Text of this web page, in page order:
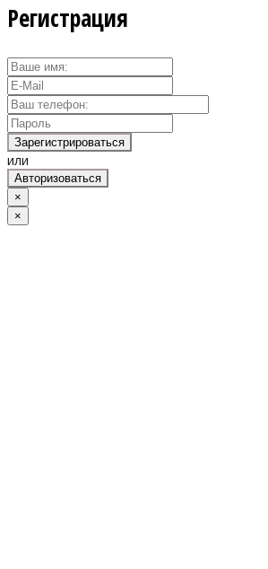
Регистрация
Зарегистрироваться
или
Авторизоваться
×
×